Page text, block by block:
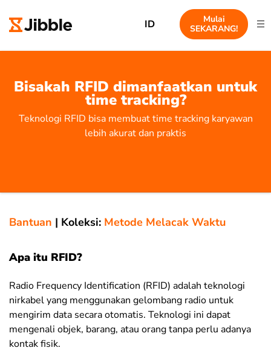
ID
Mulai
SEKARANG!
Bisakah RFID dimanfaatkan untuk
time tracking?
Teknologi RFID bisa membuat time tracking karyawan
lebih akurat dan praktis
Bantuan | Koleksi: Metode Melacak Waktu
Apa itu RFID?
Radio Frequency Identification (RFID) adalah teknologi
nirkabel yang menggunakan gelombang radio untuk
mengirim data secara otomatis. Teknologi ini dapat
mengenali objek, barang, atau orang tanpa perlu adanya
kontak fisik.